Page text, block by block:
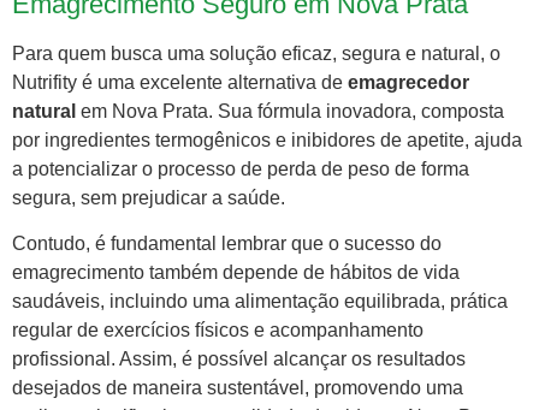
Para quem busca uma solução eficaz, segura e natural, o
Nutrifity é uma excelente alternativa de emagrecedor
natural em Nova Prata. Sua fórmula inovadora, composta
por ingredientes termogênicos e inibidores de apetite, ajuda
a potencializar o processo de perda de peso de forma
segura, sem prejudicar a saúde.
Contudo, é fundamental lembrar que o sucesso do
emagrecimento também depende de hábitos de vida
saudáveis, incluindo uma alimentação equilibrada, prática
regular de exercícios físicos e acompanhamento
profissional. Assim, é possível alcançar os resultados
desejados de maneira sustentável, promovendo uma